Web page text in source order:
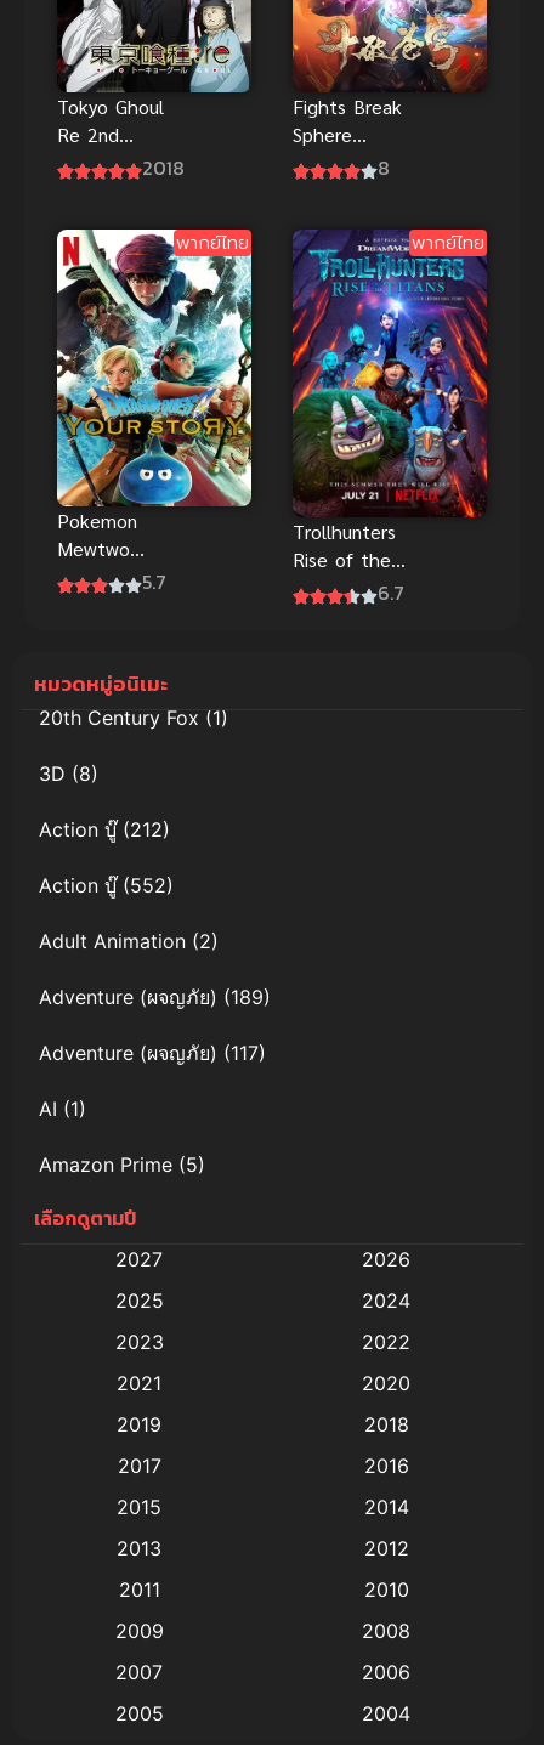
Tokyo Ghoul
Re 2nd
Season 4 ผี2018
Fights Break
Sphere
Season 4 8
พากย์ไทย
Pokemon
Mewtwo
Strikes Back
งมิวทู
EVOLUTION
5.7
พากย์ไทย
Trollhunters
Rise of the
Titans พากย์
6.7
หมวดหมู่อนิเมะ
20th Century Fox(1)
3D (8)
Action บู๊(212)
Action บู๊(552)
Adult Animation (2)
Adventure (ผจญภัย) (189)
Adventure (ผจญภัย) (117)
AI (1)
Amazon Prime (5)
Anal (ประตูหลัง)
Animation การ์ตูน
Animation อนิเมะ
Animation แอนิเมชัน
(9)
Big tits (นมใหญ่)
Bitch (ผู้หญิงร่าน)
เลือกดูตามปี
2027
2026
2025
2024
2023
2022
2021
2020
2019
2018
2017
2016
2015
2014
2013
2012
2011
2010
2009
2008
2007
2006
2005
2004